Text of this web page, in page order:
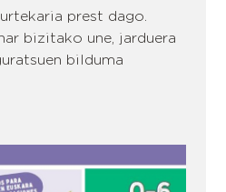
prest dago.
bizitako une, jarduera
bilduma